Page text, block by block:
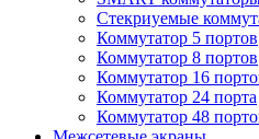
Стекриуемые
Коммутатор 5 портов
Коммутатор 8 портов
Коммутатор 16
Коммутатор 24 порта
Коммутатор 48